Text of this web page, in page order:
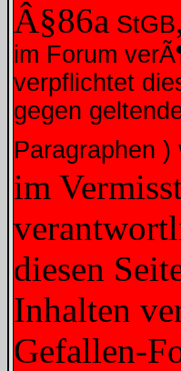
Â§86a StGB
im Forum
verpflichtet
gegen
Paragraphen )
im
diesen
Inhalten
Gefallen-